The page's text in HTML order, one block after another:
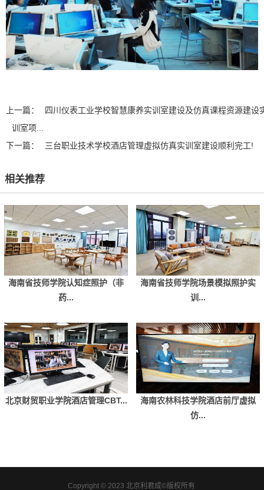
上一篇：
四川仪表工业学校智慧康养实训室建设及仿真课程资源建设
训室项...
下一篇：
三台职业技术学校酒店管理虚拟仿真实训室建设顺利完工!
相关推荐
海南省技师学院认知症照护（非
药...
海南省技师学院场景模拟照护实
训...
北京财贸职业学院酒店管理CBT...
海南农林科技学院酒店前厅虚拟
仿...
Copyright © 2023 北京利君成©版权所有